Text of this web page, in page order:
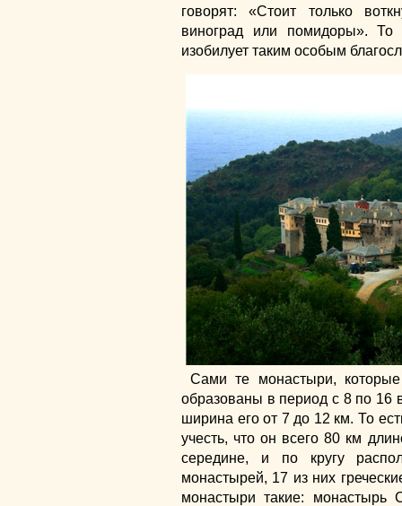
говорят: «Стоит только
виноград или помидоры».
изобилует таким особым
Сами те монастыри,
образованы в период с 8 по 16
ширина его от 7 до 12 км. То
учесть, что он всего 80 км
середине, и по кругу
монастырей, 17 из них
монастыри такие: монастырь